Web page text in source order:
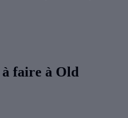
à faire à Old